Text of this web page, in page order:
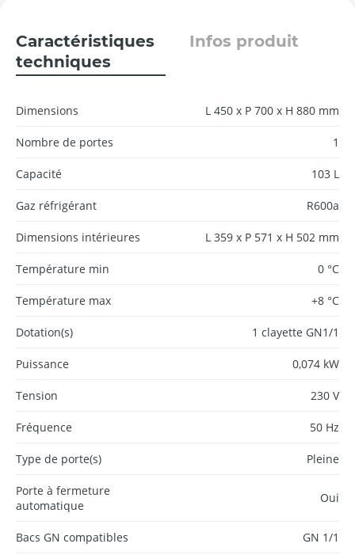
Caractéristiques
techniques
Infos produit
Dimensions L 450 x P 700 x H 880 mm
Nombre de portes 1
Capacité 103 L
Gaz réfrigérant R600a
Dimensions intérieures L 359 x P 571 x H 502 mm
Température min 0 °C
Température max +8 °C
Dotation(s) 1 clayette GN1/1
Puissance 0,074 kW
Tension 230 V
Fréquence 50 Hz
Type de porte(s) Pleine
Porte à fermeture
automatique
Oui
Bacs GN compatibles GN 1/1